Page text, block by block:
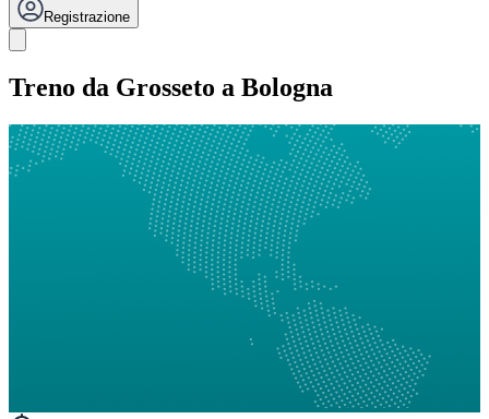
Registrazione
Treno da Grosseto a Bologna